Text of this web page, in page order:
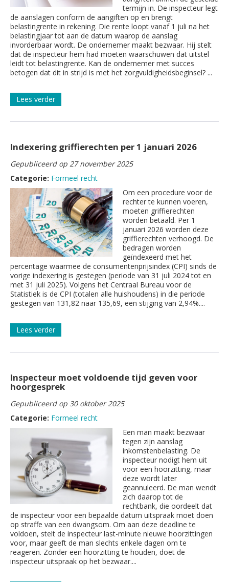
termijn in. De inspecteur legt
de aanslagen conform de aangiften op en brengt
belastingrente in rekening. Die rente loopt vanaf 1 juli na het
belastingjaar tot aan de datum waarop de aanslag
invorderbaar wordt. De ondernemer maakt bezwaar. Hij stelt
dat de inspecteur hem had moeten waarschuwen dat uitstel
leidt tot belastingrente. Kan de ondernemer met succes
betogen dat dit in strijd is met het zorgvuldigheidsbeginsel? ...
Lees verder
Indexering griffierechten per 1 januari 2026
Gepubliceerd op 27 november 2025
Categorie: Formeel recht
Om een procedure voor de
rechter te kunnen voeren,
moeten griffierechten
worden betaald. Per 1
januari 2026 worden deze
griffierechten verhoogd. De
bedragen worden
geïndexeerd met het
percentage waarmee de consumentenprijsindex (CPI) sinds de
vorige indexering is gestegen (periode van 31 juli 2024 tot en
met 31 juli 2025). Volgens het Centraal Bureau voor de
Statistiek is de CPI (totalen alle huishoudens) in die periode
gestegen van 131,82 naar 135,69, een stijging van 2,94%....
Lees verder
Inspecteur moet voldoende tijd geven voor
hoorgesprek
Gepubliceerd op 30 oktober 2025
Categorie: Formeel recht
Een man maakt bezwaar
tegen zijn aanslag
inkomstenbelasting. De
inspecteur nodigt hem uit
voor een hoorzitting, maar
deze wordt later
geannuleerd. De man wendt
zich daarop tot de
rechtbank, die oordeelt dat
de inspecteur voor een bepaalde datum uitspraak moet doen
op straffe van een dwangsom. Om aan deze deadline te
voldoen, stelt de inspecteur last-minute nieuwe hoorzittingen
voor, maar geeft de man slechts enkele dagen om te
reageren. Zonder een hoorzitting te houden, doet de
inspecteur uitspraak op het bezwaar....